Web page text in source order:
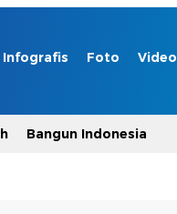
Infografis Foto Video
Bangun Indonesia